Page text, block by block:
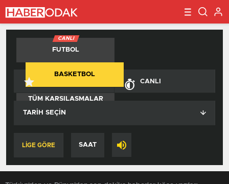
CANLI
FUTBOL
BASKETBOL
TÜM KARŞILAŞMALAR
CANLI
TARIH SEÇIN
LİGE GÖRE SAAT